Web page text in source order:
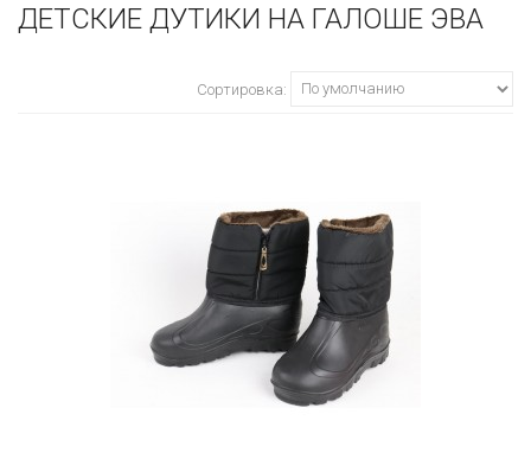
ДЕТСКИЕ ДУТИКИ НА ГАЛОШЕ ЭВА
Сортировка: